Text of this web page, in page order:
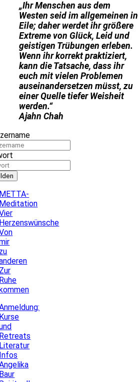
„Ihr Menschen aus dem
Westen seid im allgemeinen in
Eile; daher werdet ihr größere
Extreme von Glück, Leid und
geistigen Trübungen erleben.
Wenn ihr korrekt praktiziert,
kann die Tatsache, dass ihr
euch mit vielen Problemen
auseinandersetzen müsst, zu
einer Quelle tiefer Weisheit
werden.“
Ajahn Chah